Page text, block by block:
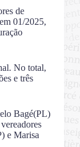
de
01/2025,
No total,
e três
Bagé(PL)
e Marisa